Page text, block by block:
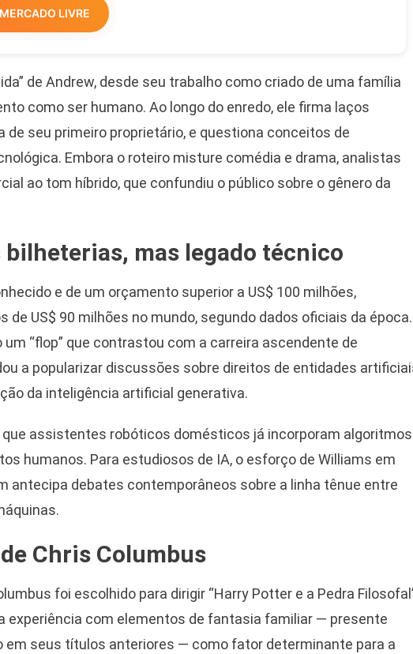
LIVRE
de Andrew, desde seu trabalho como criado de uma família
como ser humano. Ao longo do enredo, ele firma laços
seu primeiro proprietário, e questiona conceitos de
Embora o roteiro misture comédia e drama, analistas
ao tom híbrido, que confundiu o público sobre o gênero da
mas legado técnico
e de um orçamento superior a US$ 100 milhões,
de US$ 90 milhões no mundo, segundo dados oficiais da época.
“flop” que contrastou com a carreira ascendente de
a popularizar discussões sobre direitos de entidades
da inteligência artificial generativa.
assistentes robóticos domésticos já incorporam algoritmos
humanos. Para estudiosos de IA, o esforço de Williams em
antecipa debates contemporâneos sobre a linha tênue entre
Chris Columbus
foi escolhido para dirigir “Harry Potter e a Pedra
experiência com elementos de fantasia familiar — presente
em seus títulos anteriores — como fator determinante para a